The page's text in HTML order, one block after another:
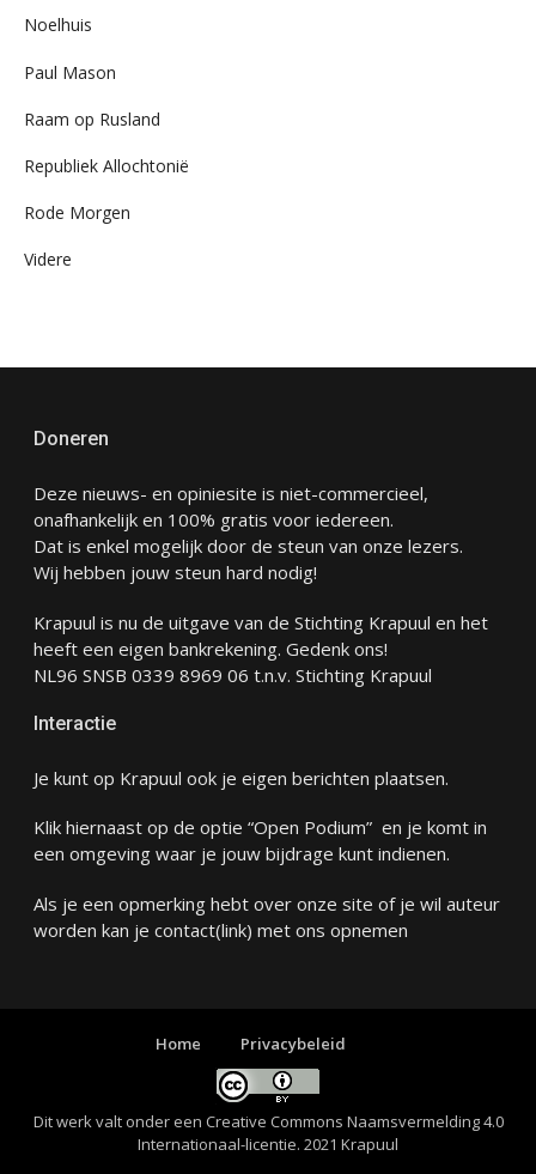
Noelhuis
Paul Mason
Raam op Rusland
Republiek Allochtonië
Rode Morgen
Videre
Doneren
Deze nieuws- en opiniesite is niet-commercieel,
onafhankelijk en 100% gratis voor iedereen.
Dat is enkel mogelijk door de steun van onze lezers.
Wij hebben jouw steun hard nodig!
Krapuul is nu de uitgave van de Stichting Krapuul en het
heeft een eigen bankrekening. Gedenk ons!
NL96 SNSB 0339 8969 06 t.n.v. Stichting Krapuul
Interactie
Je kunt op Krapuul ook je eigen berichten plaatsen.
Klik hiernaast op de optie “Open Podium” en je komt in
een omgeving waar je jouw bijdrage kunt indienen.
Als je een opmerking hebt over onze site of je wil auteur
worden kan je contact(link) met ons opnemen
Home Privacybeleid
Dit werk valt onder een Creative Commons Naamsvermelding 4.0
Internationaal-licentie. 2021 Krapuul